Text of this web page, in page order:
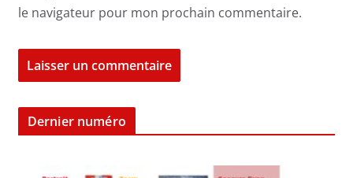
le navigateur pour mon prochain commentaire.
Dernier numéro